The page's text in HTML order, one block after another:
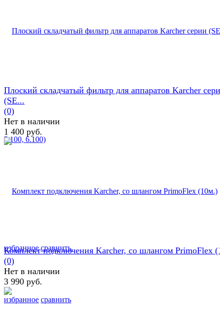
избранное сравнить
Плоский складчатый фильтр для аппаратов Karcher
(SE...
(0)
Нет в наличии
1 400 руб.
избранное сравнить
Комплект подключения Karcher, со шлангом PrimoFlex
(0)
Нет в наличии
3 990 руб.